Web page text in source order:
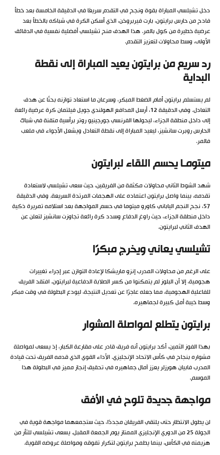
دخل تشيلسي المباراة بقوة ونجح في التقدم سريعًا في الدقيقة الخامسة بعد خطأ
فادح من حارس برايتون، بارت فيربروخن، الذي أسكن الكرة في شباكه بالخطأ بعد
عرضية خطيرة من كول بالمر. هذا الهدف منح تشيلسي أفضلية نفسية في الدقائق
الأولى، وسط محاولات لتعزيز التقدم.
رد سريع من برايتون يعيد المباراة إلى نقطة
البداية
لم يستسلم برايتون أمام الضغط المبكر، وسرعان ما استعاد توازنه بحثًا عن هدف
التعادل. وفي الدقيقة 12، أرسل المدافع الهولندي جويل فيلتمان كرة عرضية رائعة
إلى داخل منطقة الجزاء، ليحولها الفرنسي جورجينيو روتر برأسية متقنة في شباك
الحارس روبرت سانشيز، ليعيد المباراة إلى نقطة التعادل ويشعل الأجواء في ملعب
فالمر.
ميتومـا يحسم اللقاء لبرايتون
شهد الشوط الثاني محاولات مكثفة من الفريقين، حيث سعى تشيلسي لاستعادة
تقدمه، بينما واصل برايتون اعتماده على الهجمات المرتدة السريعة. وفي الدقيقة
57، نجح النجم الياباني كاورو ميتوما في حسم المواجهة بعد استلامه تمريرة ذكية
داخل منطقة الجزاء، حيث راوغ الدفاع وسدد كرة رائعة تجاوزت سانشيز لتعلن عن
الهدف الثاني لبرايتون.
تشيلسي يعاني ويخرج مبكرًا
على الرغم من محاولات المدرب إنزو ماريشكا لإعادة التوازن عبر إجراء تغييرات
هجومية، إلا أن البلوز لم يتمكنوا من كسر الصلابة الدفاعية لبرايتون. افتقد الفريق
للفاعلية الهجومية، مما جعله عاجزًا عن تعديل النتيجة، ليودع البطولة في وقت مبكر
وسط خيبة أمل كبيرة لجماهيره.
برايتون يتطلع لمواصلة المشوار
بهذا الفوز الثمين، أكد برايتون أنه فريق قادر على مقارعة الكبار، إذ يسعى لمواصلة
مشواره بنجاح في كأس الاتحاد الإنجليزي. الأداء القوي الذي قدمه الفريق تحت قيادة
المدرب فابيان هورزلر يعزز آمال جماهيره في تحقيق إنجاز مميز في البطولة هذا
الموسم.
مواجهة جديدة تلوح في الأفق
لن يطول الانتظار حتى يلتقي الفريقان مجددًا، حيث ستجمعهما مواجهة قوية في
الجولة 25 من الدوري الإنجليزي الممتاز يوم الجمعة المقبل. يسعى تشيلسي للثأر من
هزيمته في الكأس، بينما يطمح برايتون لتكرار تفوقه ومواصلة عروضه القوية.